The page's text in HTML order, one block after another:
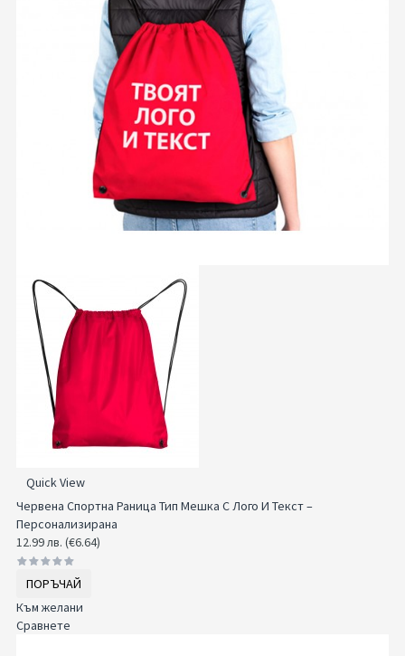
Quick View
Червена Спортна Раница Тип Мешка С Лого И Текст –
Персонализирана
12.99 лв. (€6.64)
ПОРЪЧАЙ
Към желани
Сравнете